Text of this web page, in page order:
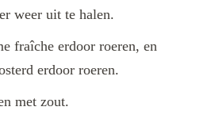
weer uit te halen.
fraîche erdoor roeren, en
erdoor roeren.
met zout.